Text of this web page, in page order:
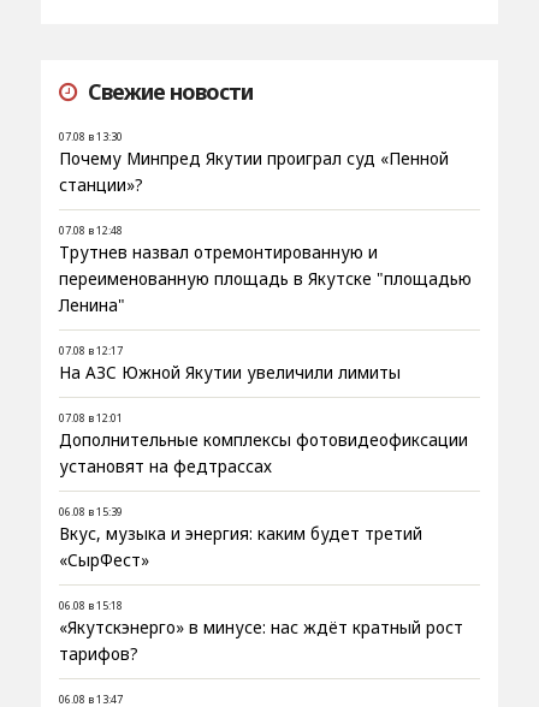
Свежие новости
07.08 в 13:30
Почему Минпред Якутии проиграл суд «Пенной
станции»?
07.08 в 12:48
Трутнев назвал отремонтированную и
переименованную площадь в Якутске "площадью
Ленина"
07.08 в 12:17
На АЗС Южной Якутии увеличили лимиты
07.08 в 12:01
Дополнительные комплексы фотовидеофиксации
установят на федтрассах
06.08 в 15:39
Вкус, музыка и энергия: каким будет третий
«СырФест»
06.08 в 15:18
«Якутскэнерго» в минусе: нас ждёт кратный рост
тарифов?
06.08 в 13:47